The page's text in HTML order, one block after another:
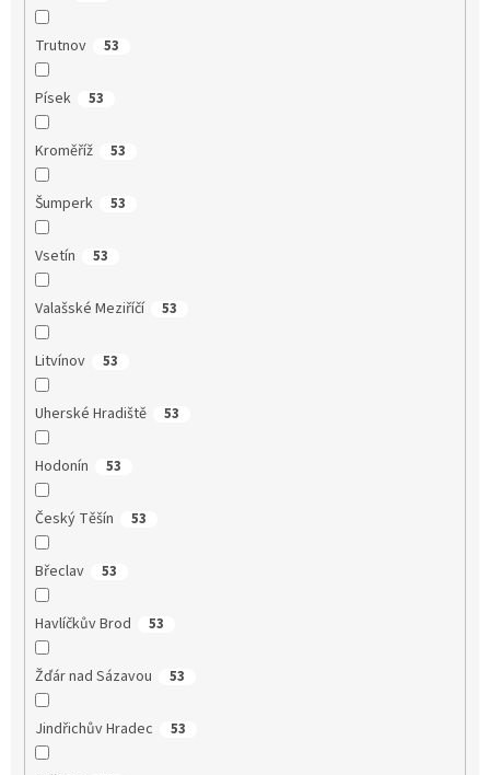
Trutnov 53
Písek 53
Kroměříž 53
Šumperk 53
Vsetín 53
Valašské Meziříčí 53
Litvínov 53
Uherské Hradiště 53
Hodonín 53
Český Těšín 53
Břeclav 53
Havlíčkův Brod 53
Žďár nad Sázavou 53
Jindřichův Hradec 53